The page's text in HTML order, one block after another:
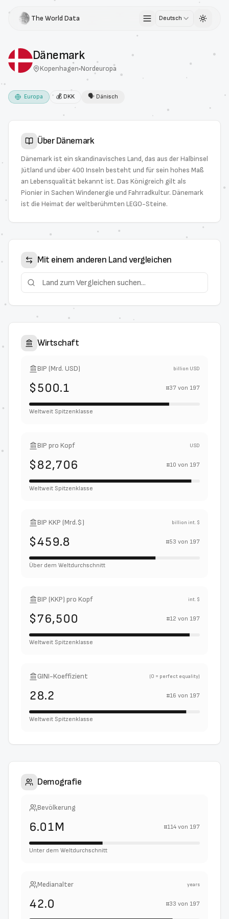
The World Data Deutsch Toggle
Dänemark
Kopenhagen•Nordeuropa
Europa 💰 DKK 🗣 Dänisch
Über Dänemark
Dänemark ist ein skandinavisches Land, das aus der Halbinsel
Jütland und über 400 Inseln besteht und für sein hohes Maß
an Lebensqualität bekannt ist. Das Königreich gilt als
Pionier in Sachen Windenergie und Fahrradkultur. Dänemark
ist die Heimat der weltberühmten LEGO-Steine.
Mit einem anderen Land vergleichen
Wirtschaft
BIP (Mrd. USD) billion USD
$500.1 #37 von 197
Weltweit Spitzenklasse
BIP pro Kopf USD
$82,706 #10 von 197
Weltweit Spitzenklasse
BIP KKP (Mrd.$) billion int. $
$459.8 #53 von 197
Über dem Weltdurchschnitt
BIP (KKP) pro Kopf int. $
$76,500 #12 von 197
Weltweit Spitzenklasse
GINI-Koeffizient (0 = perfect equality)
28.2 #16 von 197
Weltweit Spitzenklasse
Demografie
Bevölkerung
6.01M #114 von 197
Unter dem Weltdurchschnitt
Medianalter years
42.0 #33 von 197